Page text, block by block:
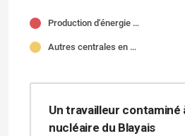
Production d'énergie du blayais
Autres centrales en France
Un travailleur contaminé
nucléaire du Blayais